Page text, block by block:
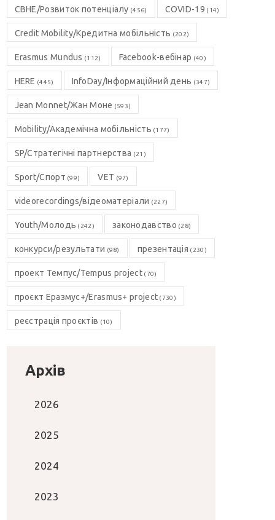
CBHE/Розвиток потенціалу (456) COVID-19 (14)
Credit Mobility/Кредитна мобільність (202)
Erasmus Mundus (112) Facebook-вебінар (40)
HERE (445) InfoDay/Інформаційний день (347)
Jean Monnet/Жан Моне (593)
Mobility/Академічна мобільність (177)
SP/Стратегічні партнерства (21)
Sport/Спорт (99) VET (97)
videorecordings/відеоматеріали (227)
Youth/Молодь (242) законодавство (28)
конкурси/результати (98) презентація (230)
проект Темпус/Tempus project(70)
проєкт Еразмус+/Erasmus+ project (730)
реєстрація проєктів (10)
Архів
2026
2025
2024
2023